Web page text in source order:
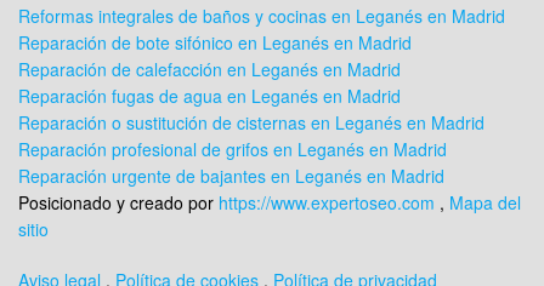
Reformas integrales de baños y cocinas en Leganés en Madrid
Reparación de bote sifónico en Leganés en Madrid
Reparación de calefacción en Leganés en Madrid
Reparación fugas de agua en Leganés en Madrid
Reparación o sustitución de cisternas en Leganés en Madrid
Reparación profesional de grifos en Leganés en Madrid
Reparación urgente de bajantes en Leganés en Madrid
Posicionado y creado por https://www.expertoseo.com , Mapa del
sitio
Aviso legal , Política de cookies , Política de privacidad